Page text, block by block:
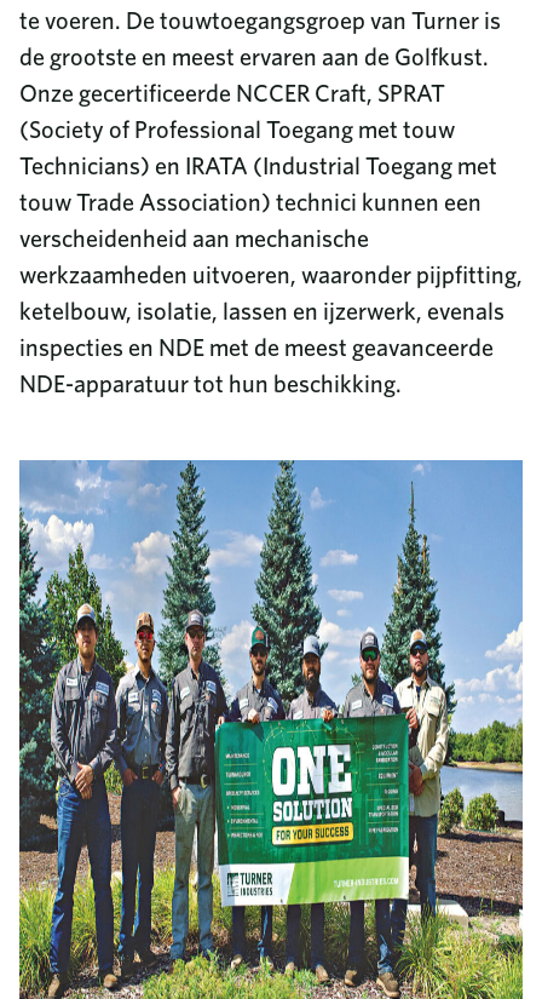
te voeren. De touwtoegangsgroep van Turner is
de grootste en meest ervaren aan de Golfkust.
Onze gecertificeerde NCCER Craft, SPRAT
(Society of Professional Toegang met touw
Technicians) en IRATA (Industrial Toegang met
touw Trade Association) technici kunnen een
verscheidenheid aan mechanische
werkzaamheden uitvoeren, waaronder pijpfitting,
ketelbouw, isolatie, lassen en ijzerwerk, evenals
inspecties en NDE met de meest geavanceerde
NDE-apparatuur tot hun beschikking.